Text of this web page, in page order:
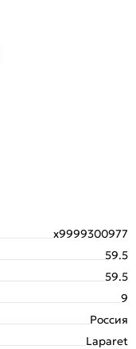
х9999300977
59.5
59.5
9
Россия
Laparet